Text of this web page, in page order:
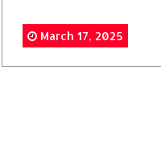
March 17, 2025